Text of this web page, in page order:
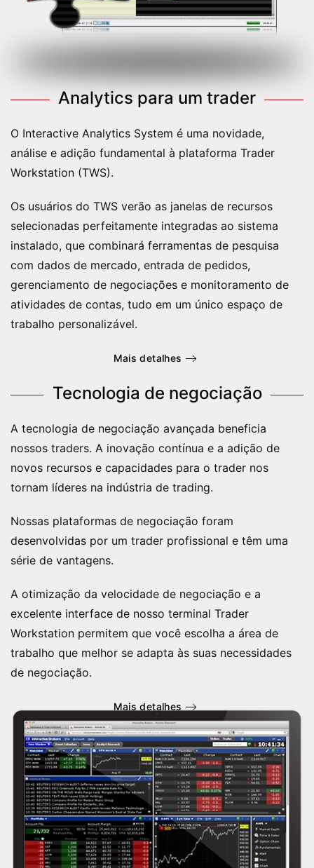
Analytics para um trader
O Interactive Analytics System é uma novidade,
análise e adição fundamental à plataforma Trader
Workstation (TWS).
Os usuários do TWS verão as janelas de recursos
selecionadas perfeitamente integradas ao sistema
instalado, que combinará ferramentas de pesquisa
com dados de mercado, entrada de pedidos,
gerenciamento de negociações e monitoramento de
atividades de contas, tudo em um único espaço de
trabalho personalizável.
Mais detalhes
Tecnologia de negociação
A tecnologia de negociação avançada beneficia
nossos traders. A inovação contínua e a adição de
novos recursos e capacidades para o trader nos
tornam líderes na indústria de trading.
Nossas plataformas de negociação foram
desenvolvidas por um trader profissional e têm uma
série de vantagens.
A otimização da velocidade de negociação e a
excelente interface de nosso terminal Trader
Workstation permitem que você escolha a área de
trabalho que melhor se adapta às suas necessidades
de negociação.
Mais detalhes